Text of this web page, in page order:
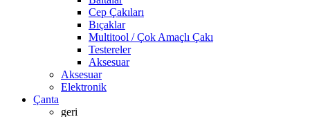
Cep Çakıları
Bıçaklar
Multitool / Çok Amaçlı Çakı
Testereler
Aksesuar
Aksesuar
Elektronik
Çanta
geri